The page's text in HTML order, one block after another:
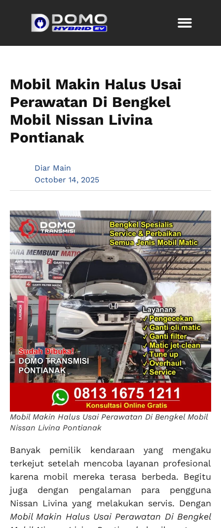
Mobil Makin Halus Usai
Perawatan Di Bengkel
Mobil Nissan Livina
Pontianak
Diar Main
October 14, 2025
Mobil Makin Halus Usai Perawatan Di Bengkel Mobil
Nissan Livina Pontianak
Banyak pemilik kendaraan yang mengaku
terkejut setelah mencoba layanan profesional
karena mobil mereka terasa berbeda. Begitu
juga dengan pengalaman para pengguna
Nissan Livina yang melakukan servis. Dengan
Mobil Makin Halus Usai Perawatan Di Bengkel